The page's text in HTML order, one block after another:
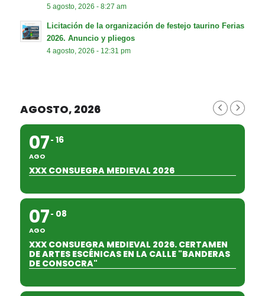
5 agosto, 2026 - 8:27 am
Licitación de la organización de festejo taurino Ferias
2026. Anuncio y pliegos
4 agosto, 2026 - 12:31 pm
AGOSTO, 2026
07
AGO
16
XXX CONSUEGRA MEDIEVAL 2026
07
AGO
08
XXX CONSUEGRA MEDIEVAL 2026. CERTAMEN
DE ARTES ESCÉNICAS EN LA CALLE "BANDERAS
DE CONSOCRA"